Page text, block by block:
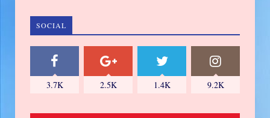
SOCIAL
3.7K 2.5K 1.4K 9.2K